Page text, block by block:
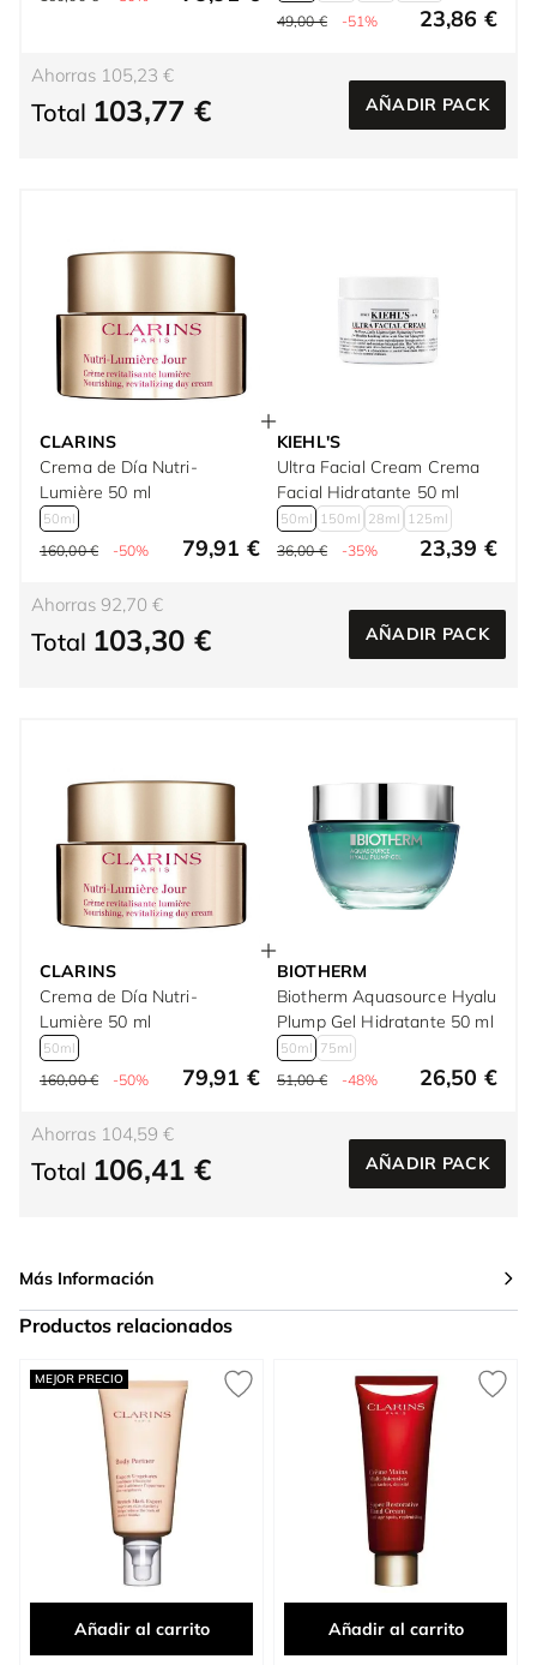
49,00 € -51% 23,86 €
Ahorras 105,23 €
Total 103,77 € AÑADIR PACK
CLARINS
Crema de Día Nutri-
Lumière 50 ml
50ml
160,00 € -50% 79,91 €
KIEHL'S
Ultra Facial Cream Crema
Facial Hidratante 50 ml
50ml 150ml 28ml 125ml
36,00 € -35% 23,39 €
Ahorras 92,70 €
Total 103,30 € AÑADIR PACK
CLARINS
Crema de Día Nutri-
Lumière 50 ml
50ml
160,00 € -50% 79,91 €
BIOTHERM
Biotherm Aquasource Hyalu
Plump Gel Hidratante 50 ml
50ml 75ml
51,00 € -48% 26,50 €
Ahorras 104,59 €
Total 106,41 € AÑADIR PACK
Más Información
Productos relacionados
Press to skip carousel
MEJOR PRECIO
Añadir al carrito Añadir al carrito